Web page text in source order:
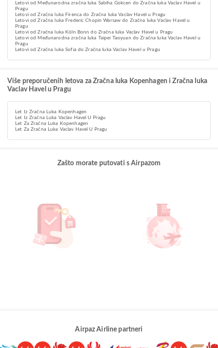
Letovi od Međunarodna zračna luka Sabiha Gokcen do Zračna luka Vaclav Havel u
Pragu
Letovi od Zračna luka Firenca do Zračna luka Vaclav Havel u Pragu
Letovi od Zračna luka Frederic Chopin Warsaw do Zračna luka Vaclav Havel u
Pragu
Letovi od Zračna luka Köln Bonn do Zračna luka Vaclav Havel u Pragu
Letovi od Međunarodna zračna luka Taipei Taoyuan do Zračna luka Vaclav Havel u
Pragu
Letovi od Zračna luka Sofia do Zračna luka Vaclav Havel u Pragu
Više preporučenih letova za Zračna luka Kopenhagen i Zračna luka
Vaclav Havel u Pragu
Let Iz Zračna Luka Kopenhagen
Let Iz Zračna Luka Vaclav Havel U Pragu
Let Za Zračna Luka Kopenhagen
Let Za Zračna Luka Vaclav Havel U Pragu
Zašto morate putovati s Airpazom
Airpaz Airline partneri